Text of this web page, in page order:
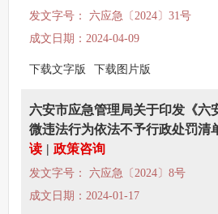
发文字号： 六应急〔2024〕31号
成文日期：2024-04-09
下载文字版 下载图片版
六安市应急管理局关于印发《六
微违法行为依法不予行政处罚清
读 | 政策咨询
发文字号： 六应急〔2024〕8号
成文日期：2024-01-17